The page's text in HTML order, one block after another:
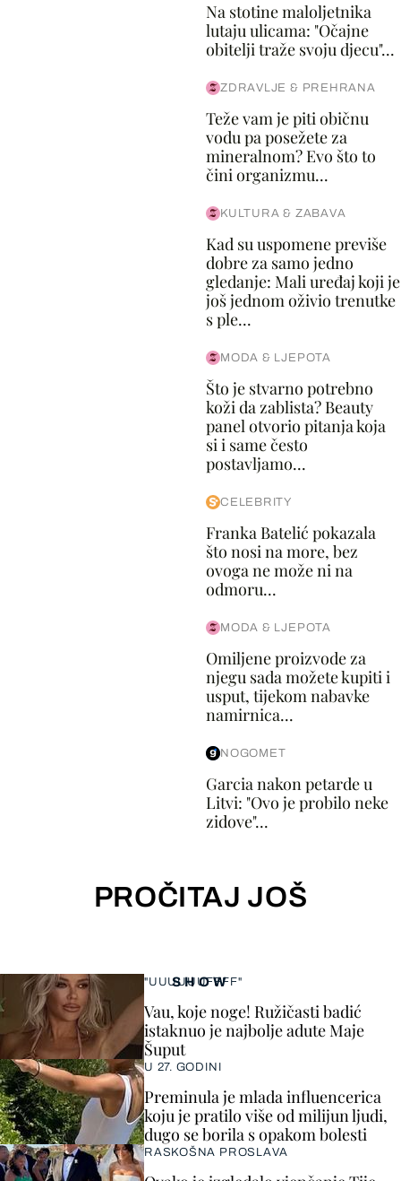
Na stotine maloljetnika
lutaju ulicama: "Očajne
obitelji traže svoju djecu"...
ZDRAVLJE & PREHRANA
Teže vam je piti običnu
vodu pa posežete za
mineralnom? Evo što to
čini organizmu...
KULTURA & ZABAVA
Kad su uspomene previše
dobre za samo jedno
gledanje: Mali uređaj koji je
još jednom oživio trenutke
s ple...
MODA & LJEPOTA
Što je stvarno potrebno
koži da zablista? Beauty
panel otvorio pitanja koja
si i same često
postavljamo...
CELEBRITY
Franka Batelić pokazala
što nosi na more, bez
ovoga ne može ni na
odmoru...
MODA & LJEPOTA
Omiljene proizvode za
njegu sada možete kupiti i
usput, tijekom nabavke
namirnica...
NOGOMET
Garcia nakon petarde u
Litvi: "Ovo je probilo neke
zidove"...
PROČITAJ JOŠ
SHOW
"UUUUUUFFFF"
Vau, koje noge! Ružičasti badić
istaknuo je najbolje adute Maje
Šuput
U 27. GODINI
Preminula je mlada influencerica
koju je pratilo više od milijun ljudi,
dugo se borila s opakom bolesti
RASKOŠNA PROSLAVA